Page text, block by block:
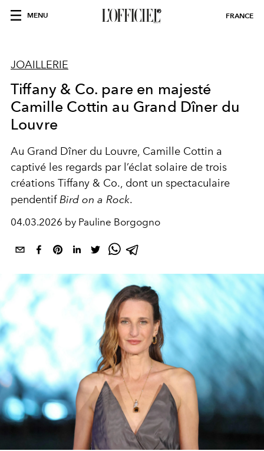
MENU FRANCE
JOAILLERIE
Tiffany & Co. pare en majesté
Camille Cottin au Grand Dîner du
Louvre
Au Grand Dîner du Louvre, Camille Cottin a
captivé les regards par l’éclat solaire de trois
créations Tiffany & Co., dont un spectaculaire
pendentif Bird on a Rock.
04.03.2026 by Pauline Borgogno